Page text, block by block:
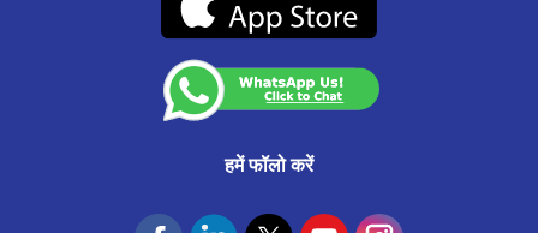
सीतापुर मे प्रॉपर्टी पर लोन
बुलंदशहर मे प्रॉपर्टी पर लोन
चंदौसी मे प्रॉपर्टी पर लोन
हमें फॉलो करें